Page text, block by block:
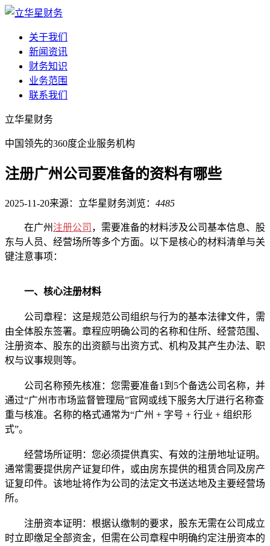
关于我们
新闻资讯
财务知识
业务范围
联系我们
立华星财务
中国领先的360度企业服务机构
注册广州公司要准备的资料有哪些
2025-11-20来源：立华星财务浏览： 4485
在广州 注册公司 ，需要准备的材料涉及公司基本信息、股
东与人员、经营场所等多个方面。以下是核心的材料清单与关
键注意事项：
一、核心注册材料
公司章程：这是规范公司组织与行为的基本法律文件，需
由全体股东签署。章程应明确公司的名称和住所、经营范围、
注册资本、股东的出资额与出资方式、机构及其产生办法、职
权与议事规则等。
公司名称预先核准：您需要准备1到5个备选公司名称，并
通过“广州市市场监督管理局”官网或线下服务大厅进行名称查
重与核准。名称的格式通常为“广州 + 字号 + 行业 + 组织形
式”。
经营场所证明：您必须提供真实、有效的注册地址证明。
通常需要提供房产证复印件，或由房东提供的租赁合同及房产
证复印件。该地址将作为公司的法定文书送达地及主要经营场
所。
注册资本证明：根据认缴制的要求，股东无需在公司成立
时立即缴足全部资金，但需在公司章程中明确约定注册资本的